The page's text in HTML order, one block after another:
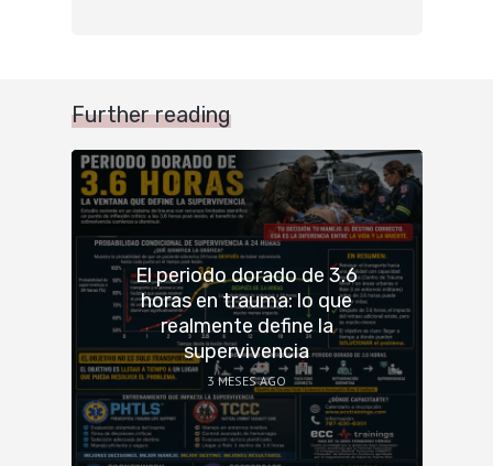
Further reading
El periodo dorado de 3.6
horas en trauma: lo que
realmente define la
supervivencia
3 MESES AGO